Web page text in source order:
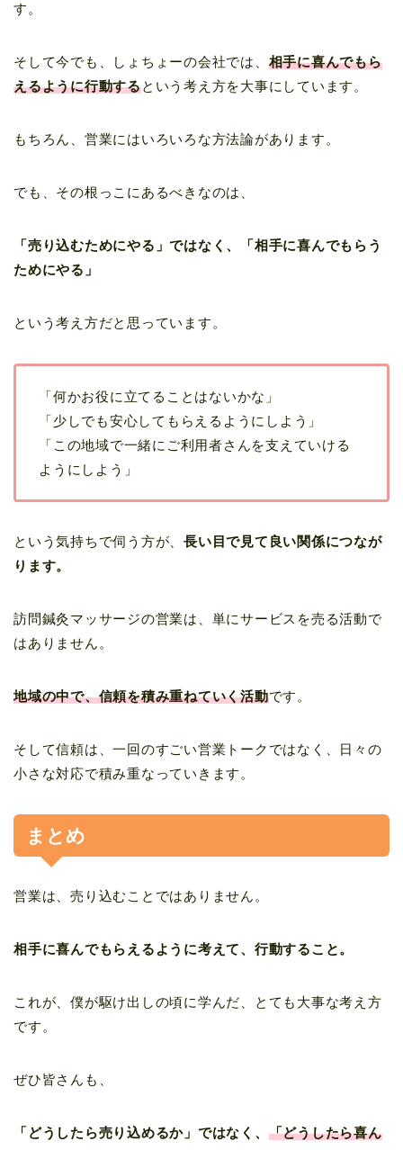
す。
そして今でも、しょちょーの会社では、 相手に喜んでもら
えるように行動するという考え方を大事にしています。
もちろん、営業にはいろいろな方法論があります。
でも、その根っこにあるべきなのは、
「売り込むためにやる」ではなく、「相手に喜んでもらう
ためにやる」
という考え方だと思っています。
「何かお役に立てることはないかな」
「少しでも安心してもらえるようにしよう」
「この地域で一緒にご利用者さんを支えていける
ようにしよう」
という気持ちで伺う方が、長い目で見て良い関係につなが
ります。
訪問鍼灸マッサージの営業は、単にサービスを売る活動で
はありません。
地域の中で、信頼を積み重ねていく活動です。
そして信頼は、一回のすごい営業トークではなく、日々の
小さな対応で積み重なっていきます。
まとめ
営業は、売り込むことではありません。
相手に喜んでもらえるように考えて、行動すること。
これが、僕が駆け出しの頃に学んだ、とても大事な考え方
です。
ぜひ皆さんも、
「どうしたら売り込めるか」ではなく、 「どうしたら喜ん